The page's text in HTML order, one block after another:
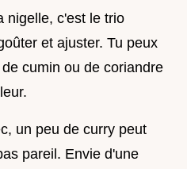
nigelle, c'est le trio
et ajuster. Tu peux
cumin ou de coriandre
un peu de curry peut
pareil. Envie d'une